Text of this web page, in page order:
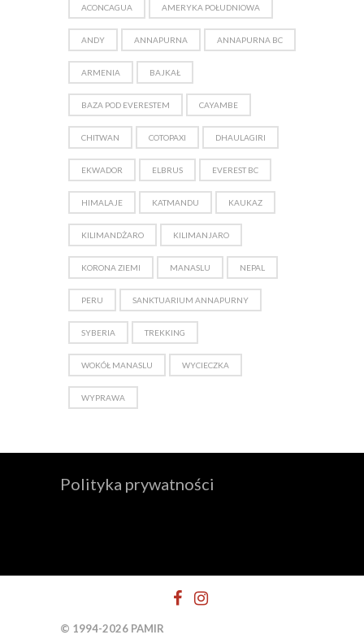
ACONCAGUA AMERYKA POŁUDNIOWA
ANDY ANNAPURNA ANNAPURNA BC
ARMENIA BAJKAŁ
BAZA POD EVERESTEM CAYAMBE
CHITWAN COTOPAXI DHAULAGIRI
EKWADOR ELBRUS EVEREST BC
HIMALAJE KATMANDU KAUKAZ
KILIMANDŻARO KILIMANJARO
KORONA ZIEMI MANASLU NEPAL
PERU SANKTUARIUM ANNAPURNY
SYBERIA TREKKING
WOKÓŁ MANASLU WYCIECZKA
WYPRAWA
Polityka prywatności
© 1994-2026 PAMIR